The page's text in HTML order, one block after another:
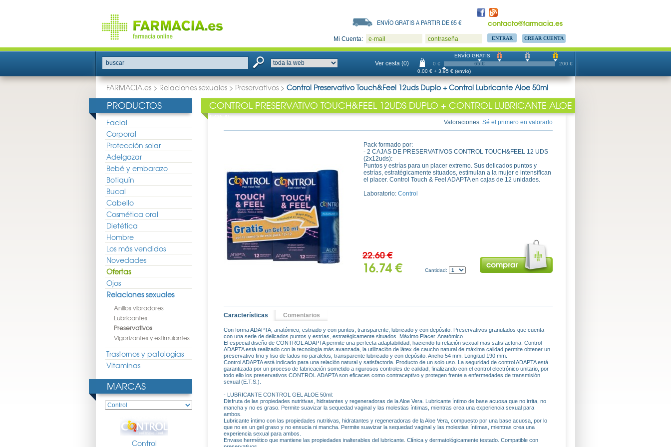
contacto@farmacia.es
ENVÍO GRATIS A PARTIR DE 65 €
Mi Cuenta: e-mail contraseña CREAR CUENTA
buscar Ver cesta (0) 0 € 200 €
ENVÍO GRATIS
65 €
0.00 € + 3.95 € (envío)
FARMACIA.es > Relaciones sexuales > Preservativos > Control Preservativo Touch&Feel 12uds Duplo + Control Lubricante Aloe 50ml
PRODUCTOS
Facial
Corporal
Protección solar
Adelgazar
Bebé y embarazo
Botiquín
Bucal
Cabello
Cosmética oral
Dietética
Hombre
Los más vendidos
Novedades
Ofertas
Ojos
Relaciones sexuales
Anillos vibradores
Lubricantes
Preservativos
Vigorizantes y estimulantes
Trastornos y patologias
Vitaminas
MARCAS
Control
CONTROL PRESERVATIVO TOUCH&FEEL 12UDS DUPLO + CONTROL LUBRICANTE ALOE
50ML
Valoraciones: Sé el primero en valorarlo
Pack formado por:
- 2 CAJAS DE PRESERVATIVOS CONTROL TOUCH&FEEL 12 UDS
(2x12uds):
Puntos y estrías para un placer extremo. Sus delicados puntos y
estrías, estratégicamente situados, estimulan a la mujer e intensifican
el placer. Control Touch & Feel ADAPTA en cajas de 12 unidades.
Laboratorio: Control
22.60 €
16.74 € Cantidad:
Características Comentarios
Con forma ADAPTA, anatómico, estriado y con puntos, transparente, lubricado y con depósito. Preservativos granulados que cuenta
con una serie de delicados puntos y estrías, estratégicamente situados. Máximo Placer. Anatómico.
El especial diseño de CONTROL ADAPTA permite una perfecta adaptabilidad, haciendo tu relación sexual mas satisfactoria. Control
ADAPTA está realizado con la tecnología más avanzada, la utilización de látex de caucho natural de máxima calidad permite obtener un
preservativo fino y liso de lados no paralelos, transparente lubricado y con depósito. Ancho 54 mm. Longitud 190 mm.
Control ADAPTA está indicado para una relación natural y satisfactoria. Producto de un solo uso. La seguridad de control ADAPTA está
garantizada por un proceso de fabricación sometido a rigurosos controles de calidad, finalizando con el control electrónico unitario, por
todo ello los preservativos CONTROL ADAPTA son eficaces como contraceptivo y protegen frente a enfermedades de transmisión
sexual (E.T.S.).
- LUBRICANTE CONTROL GEL ALOE 50ml:
Disfruta de las propiedades nutritivas, hidratantes y regeneradoras de la Aloe Vera. Lubricante íntimo de base acuosa que no irrita, no
mancha y no es graso. Permite suavizar la sequedad vaginal y las molestias íntimas, mientras crea una experiencia sexual para
ambos.
Lubricante íntimo con las propiedades nutritivas, hidratantes y regeneradoras de la Aloe Vera, compuesto por una base acuosa, por lo
que no es un gel graso y no ensucia ni mancha. Permite suavizar la sequedad vaginal y las molestias íntimas, mientras crea una
experiencia sexual para ambos.
Envase hermético que mantiene las propiedades inalterables del lubricante. Clínica y dermatológicamente testado. Compatible con